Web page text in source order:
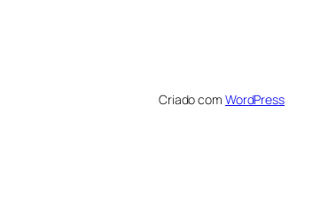
Criado com WordPress